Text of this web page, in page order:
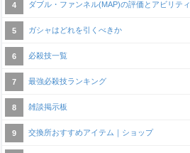
ダブル・ファンネル(MAP)の評価とアビリティ
ガシャはどれを引くべきか
必殺技一覧
最強必殺技ランキング
雑談掲示板
交換所おすすめアイテム｜ショップ